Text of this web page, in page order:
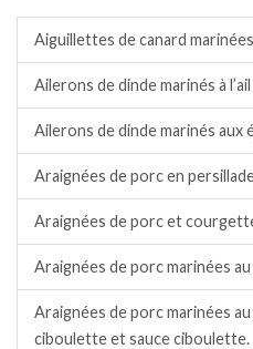
Aiguillettes de canard
Ailerons de dinde marinés à
Ailerons de dinde marinés aux
Araignées de porc en
Araignées de porc et
Araignées de porc marinées
Araignées de porc marinées
ciboulette et sauce ciboulette.